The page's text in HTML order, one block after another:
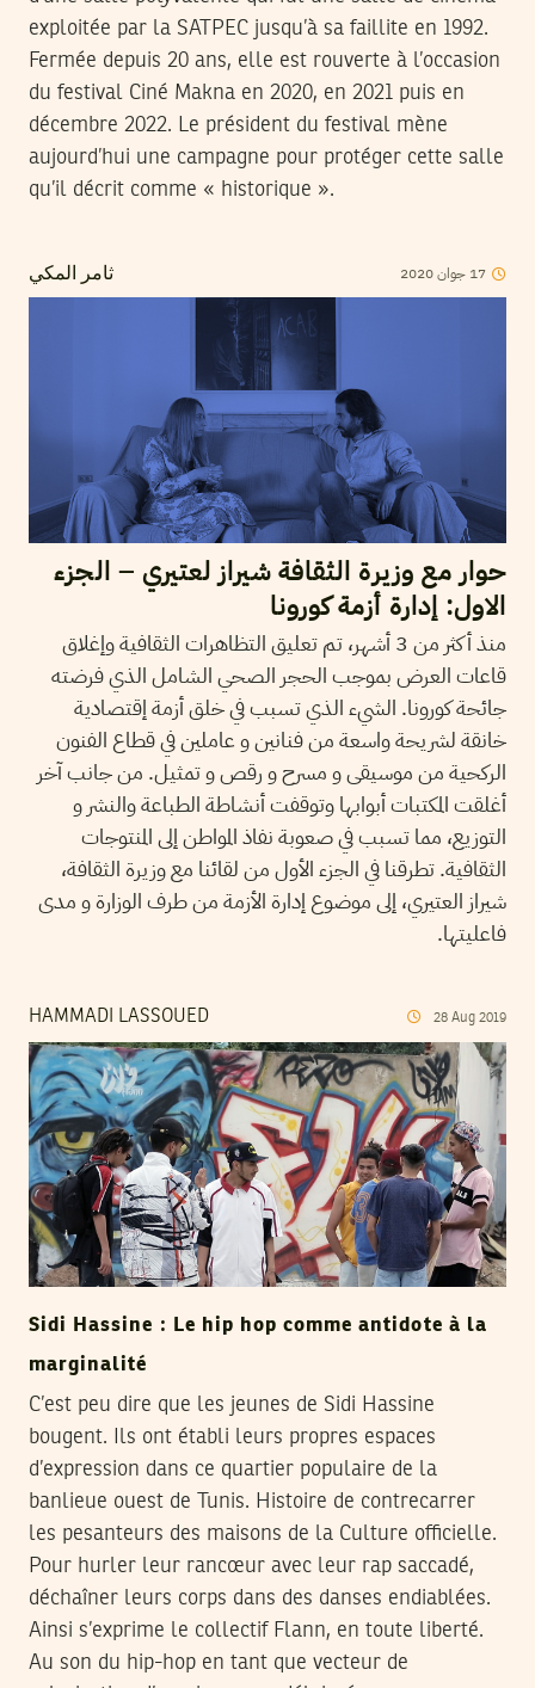
exploitée par la SATPEC jusqu’à sa faillite en 1992.
Fermée depuis 20 ans, elle est rouverte à l’occasion
du festival Ciné Makna en 2020, en 2021 puis en
décembre 2022. Le président du festival mène
aujourd’hui une campagne pour protéger cette salle
qu’il décrit comme « historique ».
ثامر المكي 17 جوان2020
حوار مع وزيرة الثقافة شيراز لعتيري – الجزء
الاول: إدارة أزمة كورونا
منذ أكثر من 3 أشهر، تم تعليق التظاهرات الثقافية وإغلاق
قاعات العرض بموجب الحجر الصحي الشامل الذي فرضته
جائحة كورونا. الشيء الذي تسبب في خلق أزمة إقتصادية
خانقة لشريحة واسعة من فنانين و عاملين في قطاع الفنون
الركحية من موسيقى و مسرح و رقص و تمثيل. من جانب آخر
أغلقت المكتبات أبوابها وتوقفت أنشاطة الطباعة والنشر و
التوزيع، مما تسبب في صعوبة نفاذ المواطن إلى المنتوجات
الثقافية. تطرقنا في الجزء الأول من لقائنا مع وزيرة الثقافة،
شيراز العتيري، إلى موضوع إدارة الأزمة من طرف الوزارة و مدى
فاعليتها.
HAMMADI LASSOUED 28 Aug 2019
Sidi Hassine : Le hip hop comme antidote à la
marginalité
C’est peu dire que les jeunes de Sidi Hassine
bougent. Ils ont établi leurs propres espaces
d’expression dans ce quartier populaire de la
banlieue ouest de Tunis. Histoire de contrecarrer
les pesanteurs des maisons de la Culture officielle.
Pour hurler leur rancœur avec leur rap saccadé,
déchaîner leurs corps dans des danses endiablées.
Ainsi s’exprime le collectif Flann, en toute liberté.
Au son du hip-hop en tant que vecteur de